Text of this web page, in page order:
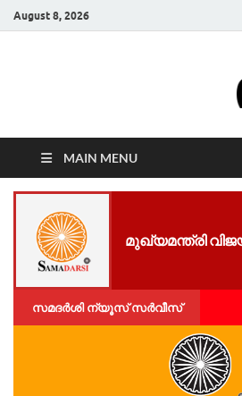
August 8, 2026
MAIN MENU
മുഖ്യമന്ത്രി
സമദർശി ന്യൂസ് സർവീസ്